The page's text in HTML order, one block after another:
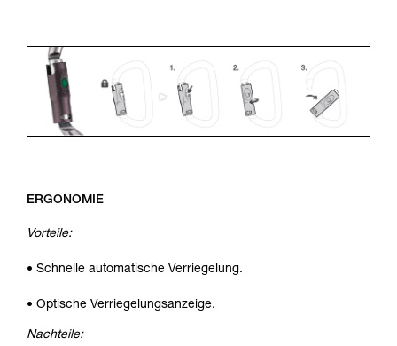
ERGONOMIE
Vorteile:
• Schnelle automatische Verriegelung.
• Optische Verriegelungsanzeige.
Nachteile: